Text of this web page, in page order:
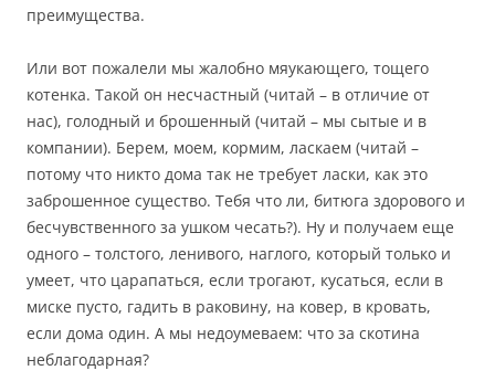
преимущества.
Или вот пожалели мы жалобно мяукающего, тощего
котенка. Такой он несчастный (читай – в отличие от
нас), голодный и брошенный (читай – мы сытые и в
компании). Берем, моем, кормим, ласкаем (читай –
потому что никто дома так не требует ласки, как это
заброшенное существо. Тебя что ли, битюга здорового и
бесчувственного за ушком чесать?). Ну и получаем еще
одного – толстого, ленивого, наглого, который только и
умеет, что царапаться, если трогают, кусаться, если в
миске пусто, гадить в раковину, на ковер, в кровать,
если дома один. А мы недоумеваем: что за скотина
неблагодарная?